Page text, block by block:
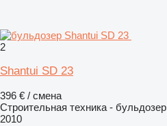
2
Shantui SD 23
396 € / смена
Строительная техника - бульдозер
2010